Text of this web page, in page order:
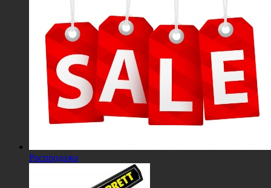
Распродажа